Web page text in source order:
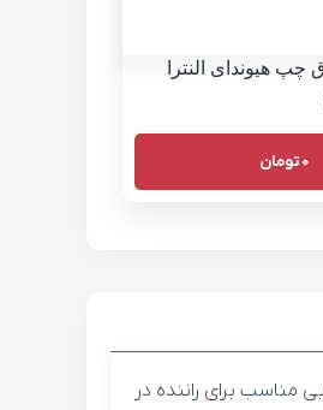
هیوندای النترا
0تومان
مناسب برای راننده در